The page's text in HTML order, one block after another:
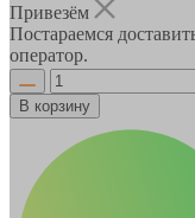
Привезём
Постараемся
оператор.
В корзину